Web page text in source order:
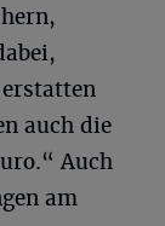
auch die
Auch
am